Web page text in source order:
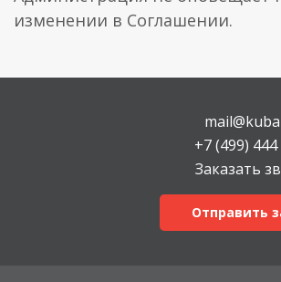
изменении в Соглашении.
+7 (499) 444
Заказать
Отправить